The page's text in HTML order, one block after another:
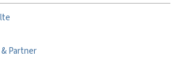
Partner